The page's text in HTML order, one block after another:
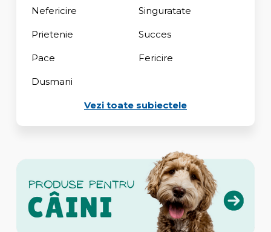
Nefericire Singuratate
Prietenie Succes
Pace Fericire
Dusmani
Vezi toate subiectele